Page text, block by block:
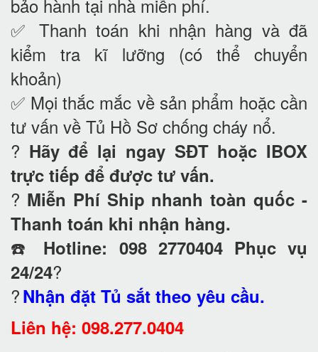
bảo hành tại nhà miễn phí.
✅ Thanh toán khi nhận hàng và đã
kiểm tra kĩ lưỡng (có thể chuyển
khoản)
✅ Mọi thắc mắc về sản phẩm hoặc cần
tư vấn về Tủ Hồ Sơ chống cháy nổ.
? Hãy để lại ngay SĐT hoặc IBOX
trực tiếp để được tư vấn.
? Miễn Phí Ship nhanh toàn quốc -
Thanh toán khi nhận hàng.
☎️ Hotline: 098 2770404 Phục vụ
24/24?
?Nhận đặt Tủ sắt theo yêu cầu.
Liên hệ: 098.277.0404